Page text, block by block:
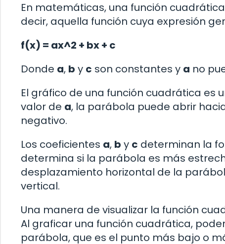
En matemáticas, una función
decir, aquella función cuya expresión
f(x) = ax^2 + bx + c
Donde a, b y c son constantes y a no
El gráfico de una función cuadrática
valor de a, la parábola puede abrir
negativo.
Los coeficientes a, b y c determinan la
determina si la parábola es más
desplazamiento horizontal de la
vertical.
Una manera de visualizar la función
Al graficar una función cuadrática,
parábola, que es el punto más bajo o